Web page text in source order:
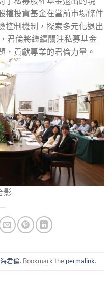
權投資基金在當前市場條件
控制機制，探索多元化退出
君倫將繼續關注私募基金
，貢獻專業的君倫力量。
影
海君倫. Bookmark the permalink.